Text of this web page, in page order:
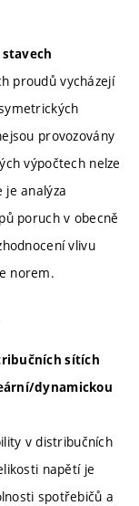
proudů vycházejí
provozovány
výpočtech nelze
je analýza
poruch v obecně
vlivu
norem.
sítích
dynamickou
v distribučních
napětí je
spotřebičů a